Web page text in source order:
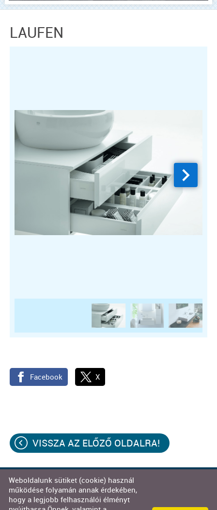
LAUFEN
Facebook X
VISSZA AZ ELŐZŐ OLDALRA!
© 2026 - Decor-Team Kft.
Weboldalunk sütiket (cookie) használ
működése folyamán annak érdekében,
hogy a legjobb felhasználói élményt